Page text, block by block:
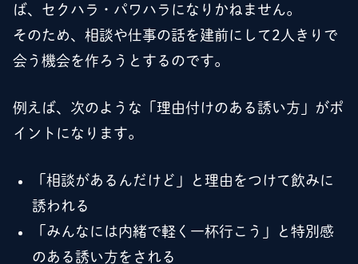
ば、セクハラ・パワハラになりかねません。
そのため、相談や仕事の話を建前にして2人きりで
会う機会を作ろうとするのです。
例えば、次のような「理由付けのある誘い方」がポ
イントになります。
「相談があるんだけど」と理由をつけて飲みに
誘われる
「みんなには内緒で軽く一杯行こう」と特別感
のある誘い方をされる